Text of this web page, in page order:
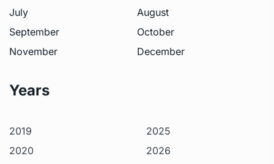
July
August
September
October
November
December
Years
2019
2020
2025
2026